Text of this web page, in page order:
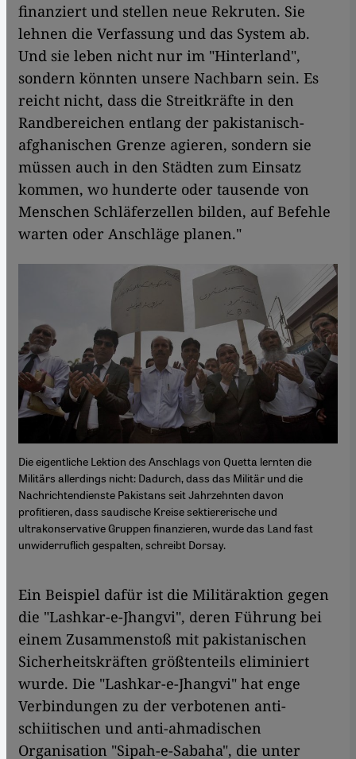
finanziert und stellen neue Rekruten. Sie
lehnen die Verfassung und das System ab.
Und sie leben nicht nur im "Hinterland",
sondern könnten unsere Nachbarn sein. Es
reicht nicht, dass die Streitkräfte in den
Randbereichen entlang der pakistanisch-
afghanischen Grenze agieren, sondern sie
müssen auch in den Städten zum Einsatz
kommen, wo hunderte oder tausende von
Menschen Schläferzellen bilden, auf Befehle
warten oder Anschläge planen."
Die eigentliche Lektion des Anschlags von Quetta lernten die
Militärs allerdings nicht: Dadurch, dass das Militär und die
Nachrichtendienste Pakistans seit Jahrzehnten davon
profitieren, dass saudische Kreise sektiererische und
ultrakonservative Gruppen finanzieren, wurde das Land fast
unwiderruflich gespalten, schreibt Dorsay.
Ein Beispiel dafür ist die Militäraktion gegen
die "Lashkar-e-Jhangvi", deren Führung bei
einem Zusammenstoß mit pakistanischen
Sicherheitskräften größtenteils eliminiert
wurde. Die "Lashkar-e-Jhangvi" hat enge
Verbindungen zu der verbotenen anti-
schiitischen und anti-ahmadischen
Organisation "Sipah-e-Sabaha", die unter